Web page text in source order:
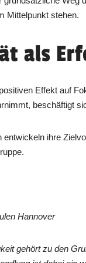
Mittelpunkt stehen.
als
Effekt auf
beschäftigt
entwickeln ihre
Hannover
gehört zu den